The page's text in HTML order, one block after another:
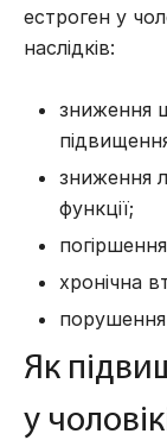
естроген у
наслідків:
зниження
зниження
функції;
хронічна
Як
у